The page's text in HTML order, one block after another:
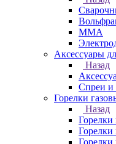
ММА
Аксессуары
Назад
Спреи и
Горелки
Назад
Горелки
Горелки
Горелки